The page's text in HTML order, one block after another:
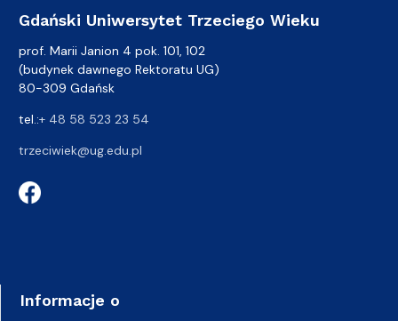
Gdański Uniwersytet Trzeciego Wieku
prof. Marii Janion 4 pok. 101, 102
(budynek dawnego Rektoratu UG)
80-309 Gdańsk
tel.:+ 48 58 523 23 54
trzeciwiek@ug.edu.pl
Informacje o